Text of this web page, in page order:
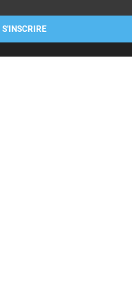
S'INSCRIRE